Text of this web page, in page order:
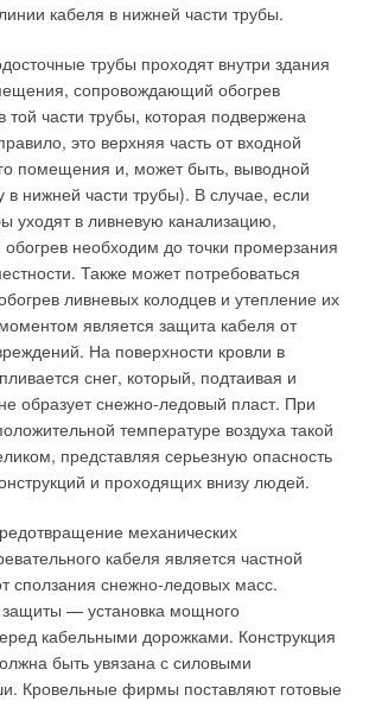
кабеля в нижней части трубы.
трубы проходят внутри здания
сопровождающий обогрев
части трубы, которая подвержена
это верхняя часть от входной
помещения и, может быть, выводной
в нижней части трубы). В случае, если
уходят в ливневую канализацию,
необходим до точки промерзания
Также может потребоваться
ливневых колодцев и утепление их
является защита кабеля от
На поверхности кровли в
снег, который, подтаивая и
образует снежно-ледовый пласт. При
температуре воздуха такой
представляя серьезную опасность
и проходящих внизу людей.
механических
кабеля является частной
сползания снежно-ледовых масс.
— установка мощного
кабельными дорожками. Конструкция
быть увязана с силовыми
Кровельные фирмы поставляют готовые